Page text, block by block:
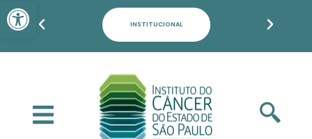
Barra de Ferramentas
PACIENTES, FAMILIARES E POPULAÇÃO